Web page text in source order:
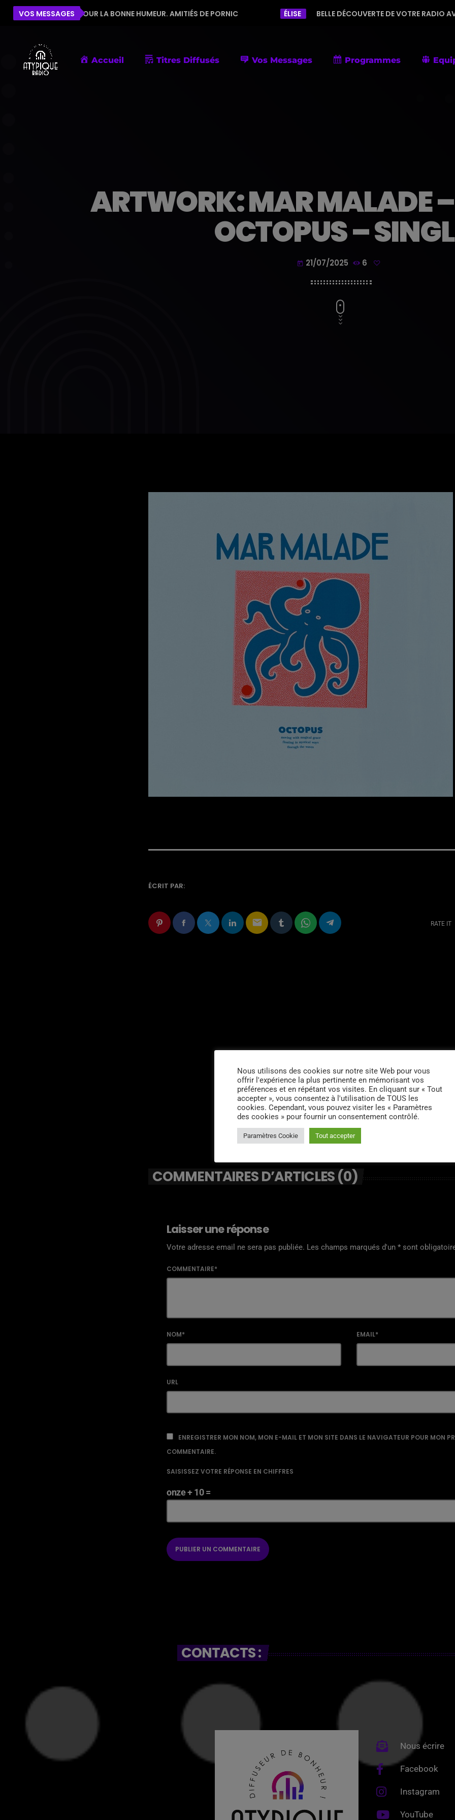
VOS MESSAGES
POUR LA BONNE HUMEUR. AMITIÉS DE PORNIC ÉLISE BELLE DÉCOUVERTE DE VOTRE RADIO AVEC UNE
Accueil Titres Diffusés Vos Messages Programmes
ARTWORK: MAR MALADE
OCTOPUS –
today 21/07/2025 6
ÉCRIT PAR:
email RATE IT
COMMENTAIRES D’ARTICLES (0)
Laisser une réponse
Votre adresse email ne sera pas publiée. Les champs marqués d'un * sont
COMMENTAIRE*
NOM* EMAIL*
URL
ENREGISTRER MON NOM, MON E-MAIL ET MON SITE DANS LE NAVIGATEUR POUR MON
COMMENTAIRE.
SAISISSEZ VOTRE RÉPONSE EN CHIFFRES
onze + 10 =
CONTACTS :
Nous écrire
Facebook
Instagram
YouTube
Nous utilisons des cookies sur notre site Web pour vous
offrir l'expérience la plus pertinente en mémorisant vos
préférences et en répétant vos visites. En cliquant sur « Tout
accepter », vous consentez à l'utilisation de TOUS les
cookies. Cependant, vous pouvez visiter les « Paramètres
des cookies » pour fournir un consentement contrôlé.
Paramètres Cookie Tout accepter